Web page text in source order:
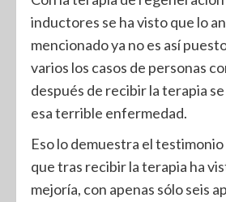
inductores se ha visto que lo
mencionado ya no es así
varios los casos de personas
después de recibir la terapia
esa terrible enfermedad.
Eso lo demuestra el
que tras recibir la terapia ha
mejoría, con apenas sólo seis